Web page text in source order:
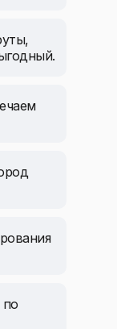
по